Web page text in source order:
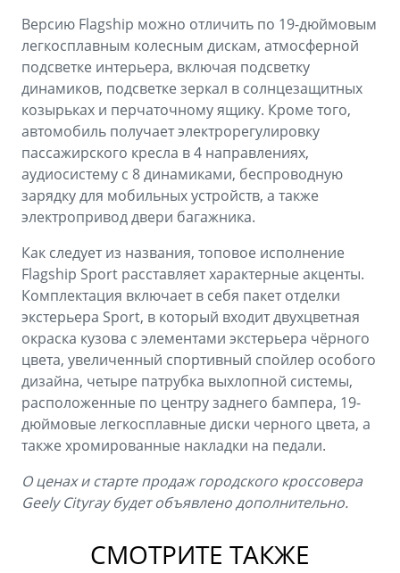
Версию Flagship можно отличить по 19-дюймовым
легкосплавным колесным дискам, атмосферной
подсветке интерьера, включая подсветку
динамиков, подсветке зеркал в солнцезащитных
козырьках и перчаточному ящику. Кроме того,
автомобиль получает электрорегулировку
пассажирского кресла в 4 направлениях,
аудиосистему с 8 динамиками, беспроводную
зарядку для мобильных устройств, а также
электропривод двери багажника.
Как следует из названия, топовое исполнение
Flagship Sport расставляет характерные акценты.
Комплектация включает в себя пакет отделки
экстерьера Sport, в который входит двухцветная
окраска кузова с элементами экстерьера чёрного
цвета, увеличенный спортивный спойлер особого
дизайна, четыре патрубка выхлопной системы,
расположенные по центру заднего бампера, 19-
дюймовые легкосплавные диски черного цвета, а
также хромированные накладки на педали.
О ценах и старте продаж городского кроссовера
Geely Cityray будет объявлено дополнительно.
СМОТРИТЕ ТАКЖЕ